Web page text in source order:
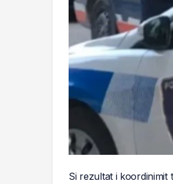
Si rezultat i koordinimit